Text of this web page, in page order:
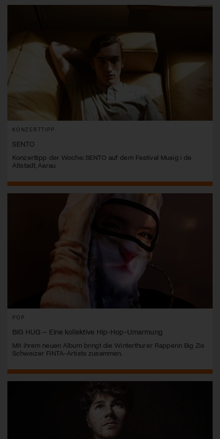
KONZERTTIPP
SENTO
Konzerttipp der Woche: SENTO auf dem Festival Musig i de
Altstadt, Aarau
POP
BIG HUG – Eine kollektive Hip-Hop-Umarmung
Mit ihrem neuen Album bringt die Winterthurer Rapperin Big Zis
Schweizer FINTA-Artists zusammen.